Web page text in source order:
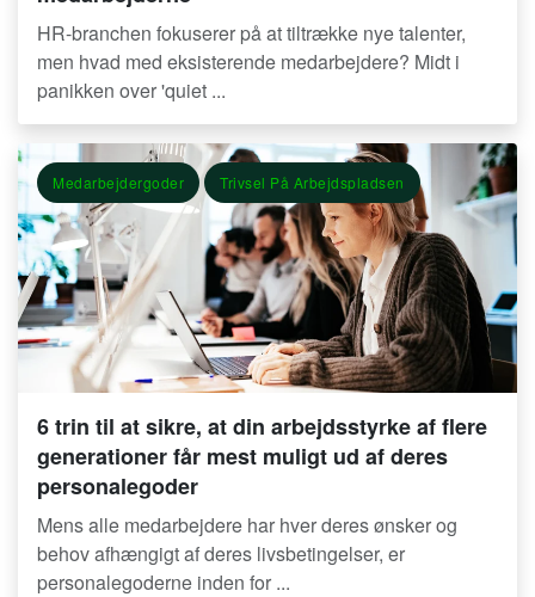
HR-branchen fokuserer på at tiltrække nye talenter,
men hvad med eksisterende medarbejdere? Midt i
panikken over 'quiet ...
Medarbejdergoder Trivsel På Arbejdspladsen
6 trin til at sikre, at din arbejdsstyrke af flere
generationer får mest muligt ud af deres
personalegoder
Mens alle medarbejdere har hver deres ønsker og
behov afhængigt af deres livsbetingelser, er
personalegoderne inden for ...